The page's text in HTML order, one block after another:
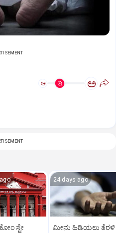
ಅ ಅ
ಸ್ಟೇ
24 days ago
ಮೀನು ಹಿಡಿಯಲು ತೆರಳಿ